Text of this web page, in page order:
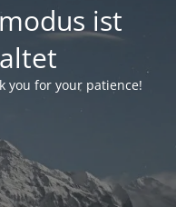
ist
you for your patience!